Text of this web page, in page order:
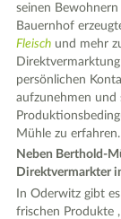
seinen
Bauernhof
Fleisch und mehr
persönlichen
aufzunehmen und
Mühle zu erfahren.
Neben Berthold-
Direktvermarkter
In Oderwitz gibt
frischen Produkte